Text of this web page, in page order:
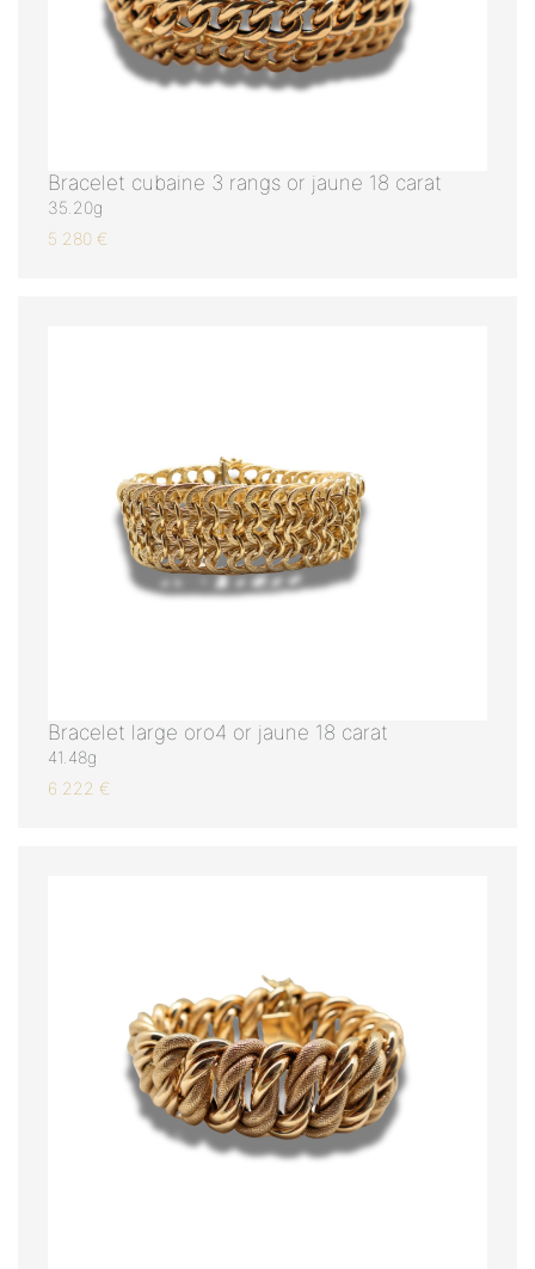
Bracelet cubaine 3 rangs or jaune 18 carat
35.20g
5 280 €
Bracelet large oro4 or jaune 18 carat
41.48g
6 222 €